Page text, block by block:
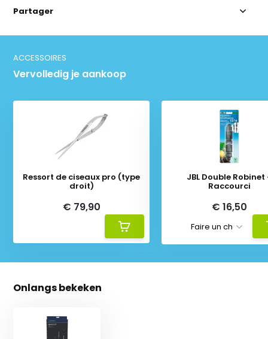
Partager
ACCESSOIRES
Vervolledig je aankoop
Ressort de ciseaux pro (type
droit)
€ 79,90
JBL Double Robinet
Raccourci
€ 16,50
Onlangs bekeken